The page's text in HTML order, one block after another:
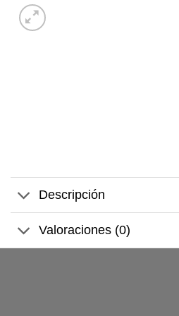
Descripción
Valoraciones (0)